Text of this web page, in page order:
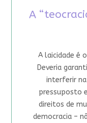
A
A laicidade é
Deveria
interferir na
pressuposto
direitos de
democracia –